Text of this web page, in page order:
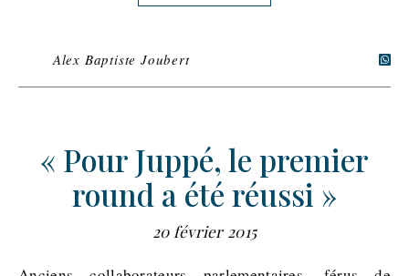
Alex Baptiste Joubert
« Pour Juppé, le premier
round a été réussi »
20 février 2015